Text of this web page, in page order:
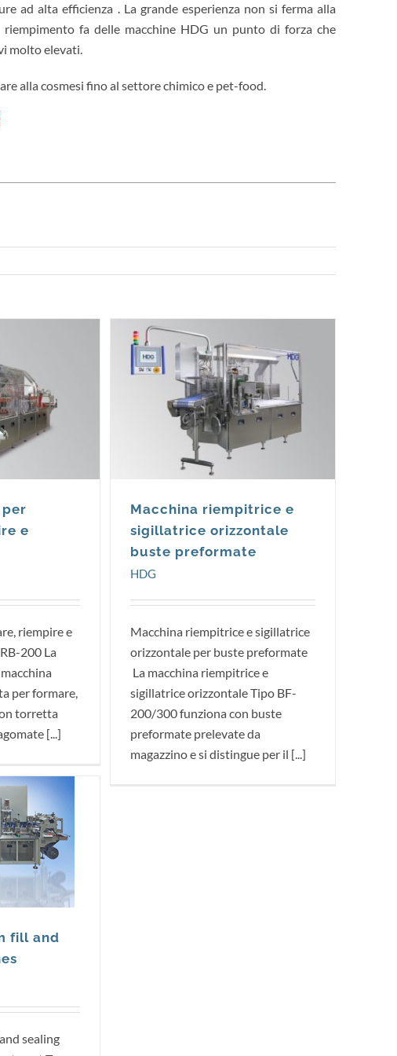
ad alta efficienza . La grande esperienza non si ferma alla
fa delle macchine HDG un punto di forza che
molto elevati.
alla cosmesi fino al settore chimico e pet-food.
per
e
riempire e
200 La
per formare,
torretta
[...]
HDG
Macchina riempitrice e
sigillatrice orizzontale
buste preformate
HDG
Macchina riempitrice e sigillatrice
orizzontale per buste preformate
La macchina riempitrice e
sigillatrice orizzontale Tipo BF-
200/300 funziona con buste
preformate prelevate da
magazzino e si distingue per il [...]
fill and
sealing